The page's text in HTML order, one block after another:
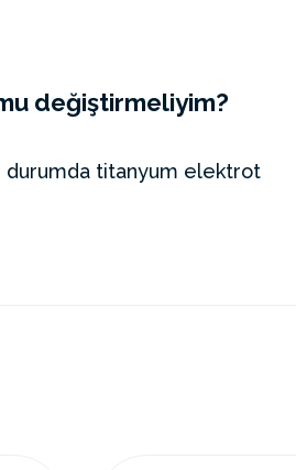
değiştirmeliyim?
durumda titanyum elektrot